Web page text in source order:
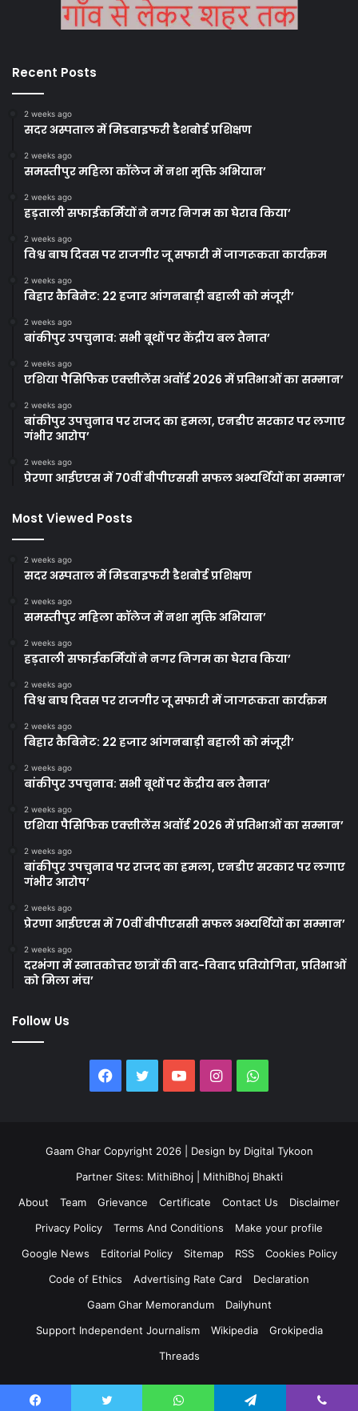
Recent Posts
2 weeks ago
सदर अस्पताल में मिडवाइफरी डैशबोर्ड प्रशिक्षण
2 weeks ago
समस्तीपुर महिला कॉलेज में नशा मुक्ति अभियान’
2 weeks ago
हड़ताली सफाईकर्मियों ने नगर निगम का घेराव किया’
2 weeks ago
विश्व बाघ दिवस पर राजगीर जू सफारी में जागरूकता कार्यक्रम
2 weeks ago
बिहार कैबिनेट: 22 हजार आंगनबाड़ी बहाली को मंजूरी’
2 weeks ago
बांकीपुर उपचुनाव: सभी बूथों पर केंद्रीय बल तैनात’
2 weeks ago
एशिया पैसिफिक एक्सीलेंस अवॉर्ड 2026 में प्रतिभाओं का सम्मान’
2 weeks ago
बांकीपुर उपचुनाव पर राजद का हमला, एनडीए सरकार पर लगाए
गंभीर आरोप’
2 weeks ago
प्रेरणा आईएएस में 70वीं बीपीएससी सफल अभ्यर्थियों का सम्मान’
Most Viewed Posts
2 weeks ago
सदर अस्पताल में मिडवाइफरी डैशबोर्ड प्रशिक्षण
2 weeks ago
समस्तीपुर महिला कॉलेज में नशा मुक्ति अभियान’
2 weeks ago
हड़ताली सफाईकर्मियों ने नगर निगम का घेराव किया’
2 weeks ago
विश्व बाघ दिवस पर राजगीर जू सफारी में जागरूकता कार्यक्रम
2 weeks ago
बिहार कैबिनेट: 22 हजार आंगनबाड़ी बहाली को मंजूरी’
2 weeks ago
बांकीपुर उपचुनाव: सभी बूथों पर केंद्रीय बल तैनात’
2 weeks ago
एशिया पैसिफिक एक्सीलेंस अवॉर्ड 2026 में प्रतिभाओं का सम्मान’
2 weeks ago
बांकीपुर उपचुनाव पर राजद का हमला, एनडीए सरकार पर लगाए
गंभीर आरोप’
2 weeks ago
प्रेरणा आईएएस में 70वीं बीपीएससी सफल अभ्यर्थियों का सम्मान’
2 weeks ago
दरभंगा में स्नातकोत्तर छात्रों की वाद-विवाद प्रतियोगिता, प्रतिभाओं
को मिला मंच’
Follow Us
Facebook
TwitterYouTubeInstagramWhatsApp
Gaam Ghar Copyright 2026 | Design by Digital Tykoon
Partner Sites: MithiBhoj
MithiBhoj Bhakti
About
Team Grievance Certificate Contact Us
Disclaimer
Privacy Policy
Terms And Conditions
Make your profile
Google News
Editorial Policy Sitemap RSS
Cookies Policy
Code of Ethics
Advertising Rate Card
Declaration
Gaam Ghar Memorandum
Dailyhunt
Support Independent Journalism
Wikipedia
Grokipedia
Threads